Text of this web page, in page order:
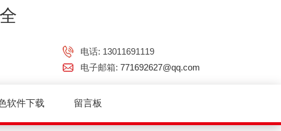
电话: 13011691119
电子邮箱: 771692627@qq.com
软件下载 留言板